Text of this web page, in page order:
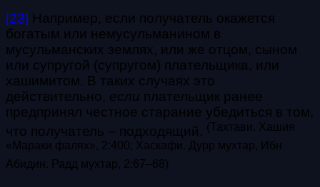
[23] Например, если получатель окажется
богатым или немусульманином в
мусульманских землях, или же отцом, сыном
или супругой (супругом) плательщика, или
хашимитом. В таких случаях это
действительно, если плательщик ранее
предпринял честное старание убедиться в том,
что получатель – подходящий. (Тахтави. Хашия
«Мараки фалях», 2:400; Хаскафи. Дурр мухтар, Ибн
Абидин. Радд мухтар, 2:67–68)